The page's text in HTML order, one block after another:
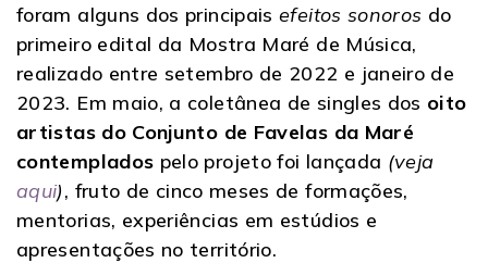
foram alguns dos principaisefeitos sonoros do
primeiro edital da Mostra Maré de Música,
realizado entre setembro de 2022 e janeiro de
2023. Em maio, a coletânea de singles dos oito
artistas do Conjunto de Favelas da Maré
contemplados pelo projeto foi lançada (veja
aqui), fruto de cinco meses de formações,
mentorias, experiências em estúdios e
apresentações no território.